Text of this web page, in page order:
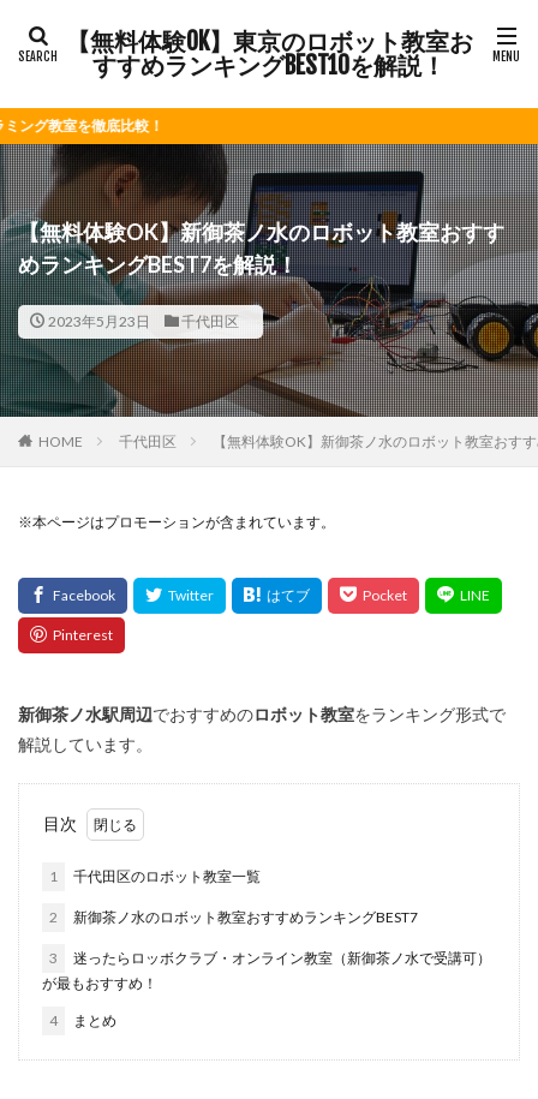
【無料体験OK】東京のロボット教室お
すすめランキングBEST10を解説！
較！
【無料体験OK】新御茶ノ水のロボット教室おすす
めランキングBEST7を解説！
2023年5月23日 千代田区
HOME 千代田区 【無料体験OK】新御茶ノ水のロボット教室おす
※本ページはプロモーションが含まれています。
新御茶ノ水駅周辺でおすすめのロボット教室をランキング形式で
解説しています。
目次
1 千代田区のロボット教室一覧
2 新御茶ノ水のロボット教室おすすめランキングBEST7
3
迷ったらロッボクラブ・オンライン教室（新御茶ノ水で受講可）
が最もおすすめ！
4 まとめ